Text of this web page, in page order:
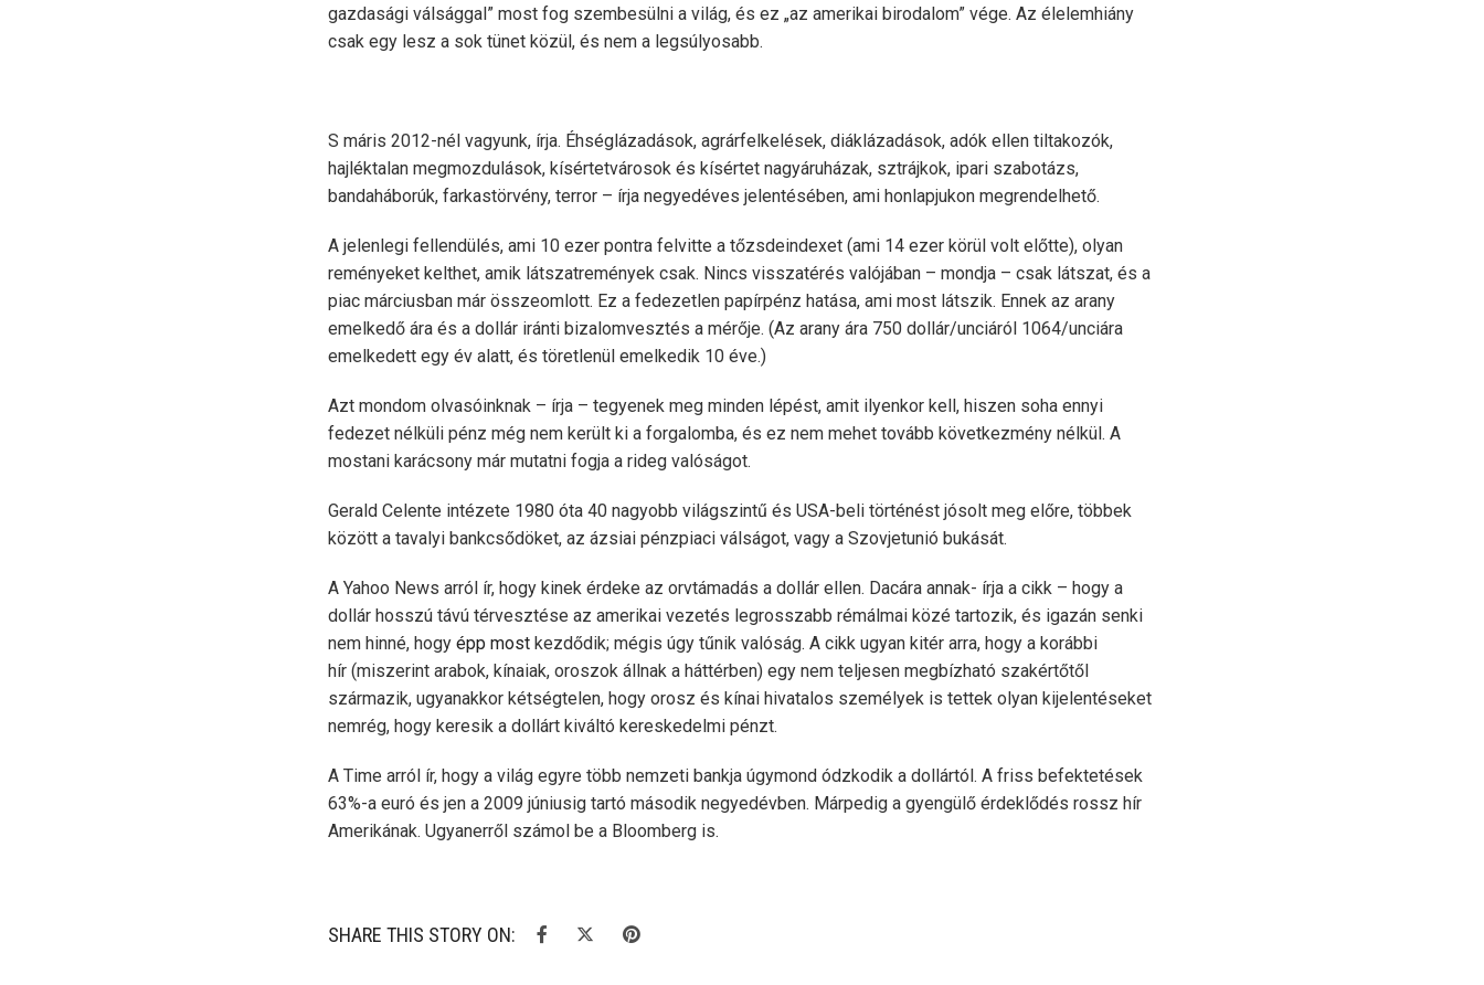
gazdasági válsággal” most fog szembesülni a világ, és ez „az amerikai birodalom” vége. Az élelemhiány
csak egy lesz a sok tünet közül, és nem a legsúlyosabb.
S máris 2012-nél vagyunk, írja. Éhséglázadások, agrárfelkelések, diáklázadások, adók ellen tiltakozók,
hajléktalan megmozdulások, kísértetvárosok és kísértet nagyáruházak, sztrájkok, ipari szabotázs,
bandaháborúk, farkastörvény, terror – írja negyedéves jelentésében, ami honlapjukon megrendelhető.
A jelenlegi fellendülés, ami 10 ezer pontra felvitte a tőzsdeindexet (ami 14 ezer körül volt előtte), olyan
reményeket kelthet, amik látszatremények csak. Nincs visszatérés valójában – mondja – csak látszat, és a
piac márciusban már összeomlott. Ez a fedezetlen papírpénz hatása, ami most látszik. Ennek az arany
emelkedő ára és a dollár iránti bizalomvesztés a mérője. (Az arany ára 750 dollár/unciáról 1064/unciára
emelkedett egy év alatt, és töretlenül emelkedik 10 éve.)
Azt mondom olvasóinknak – írja – tegyenek meg minden lépést, amit ilyenkor kell, hiszen soha ennyi
fedezet nélküli pénz még nem került ki a forgalomba, és ez nem mehet tovább következmény nélkül. A
mostani karácsony már mutatni fogja a rideg valóságot.
Gerald Celente intézete 1980 óta 40 nagyobb világszintű és USA-beli történést jósolt meg előre, többek
között a tavalyi bankcsődöket, az ázsiai pénzpiaci válságot, vagy a Szovjetunió bukását.
A Yahoo News arról ír, hogy kinek érdeke az orvtámadás a dollár ellen. Dacára annak- írja a cikk – hogy a
dollár hosszú távú térvesztése az amerikai vezetés legrosszabb rémálmai közé tartozik, és igazán senki
nem hinné, hogy épp most kezdődik; mégis úgy tűnik valóság. A cikk ugyan kitér arra, hogy a korábbi
hír (miszerint arabok, kínaiak, oroszok állnak a háttérben) egy nem teljesen megbízható szakértőtől
származik, ugyanakkor kétségtelen, hogy orosz és kínai hivatalos személyek is tettek olyan kijelentéseket
nemrég, hogy keresik a dollárt kiváltó kereskedelmi pénzt.
A Time arról ír, hogy a világ egyre több nemzeti bankja úgymond ódzkodik a dollártól. A friss befektetések
63%-a euró és jen a 2009 júniusig tartó második negyedévben. Márpedig a gyengülő érdeklődés rossz hír
Amerikának. Ugyanerről számol be a Bloomberg is.
SHARE THIS STORY ON: